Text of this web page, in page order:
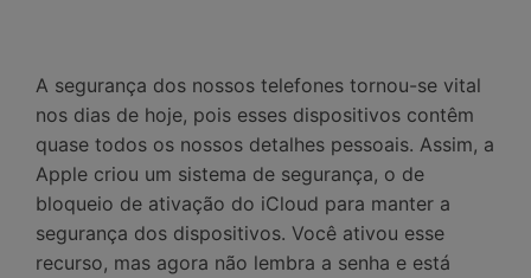
A segurança dos nossos telefones tornou-se vital
nos dias de hoje, pois esses dispositivos contêm
quase todos os nossos detalhes pessoais. Assim, a
Apple criou um sistema de segurança, o de
bloqueio de ativação do iCloud para manter a
segurança dos dispositivos. Você ativou esse
recurso, mas agora não lembra a senha e está